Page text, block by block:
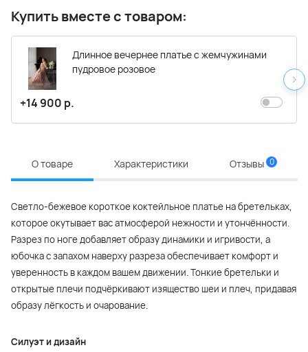
Купить вместе с товаром:
Длинное вечернее платье с жемчужинами
пудровое розовое
+14 900 р.
О товаре Характеристики Отзывы 0
Светло-бежевое короткое коктейльное платье на бретельках,
которое окутывает вас атмосферой нежности и утончённости.
Разрез по ноге добавляет образу динамики и игривости, а
юбочка с запахом наверху разреза обеспечивает комфорт и
уверенность в каждом вашем движении. Тонкие бретельки и
открытые плечи подчёркивают изящество шеи и плеч, придавая
образу лёгкость и очарование.
Силуэт и дизайн